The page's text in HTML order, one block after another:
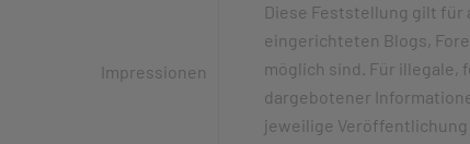
Impressionen
Diese Feststellung gilt für
eingerichteten Blogs,
möglich sind. Für illegale,
dargebotener
jeweilige